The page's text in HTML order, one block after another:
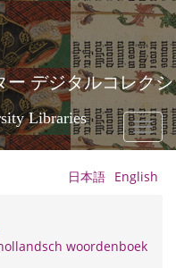
ー デジタルコレクシ
Libraries
Toggle
日本語 English
woordenboek